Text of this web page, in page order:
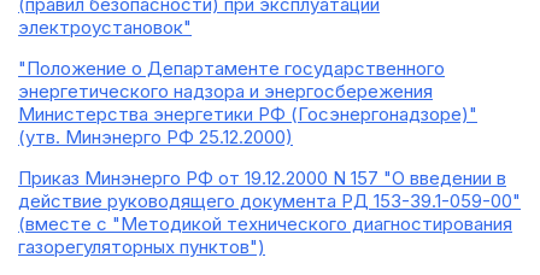
электроустановок"
"Положение о Департаменте государственного
энергетического надзора и энергосбережения
Министерства энергетики РФ (Госэнергонадзоре)"
(утв. Минэнерго РФ 25.12.2000)
Приказ Минэнерго РФ от 19.12.2000 N 157 "О введении в
действие руководящего документа РД 153-39.1-059-00"
(вместе с "Методикой технического диагностирования
газорегуляторных пунктов")